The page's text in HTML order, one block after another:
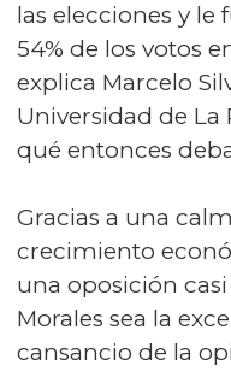
las elecciones y le
54% de los votos
explica Marcelo
Universidad de La
qué entonces
Gracias a una
crecimiento
una oposición
Morales sea la
cansancio de la